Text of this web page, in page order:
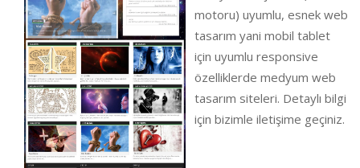
motoru) uyumlu, esnek web
tasarım yani mobil tablet
için uyumlu responsive
özelliklerde medyum web
tasarım siteleri. Detaylı bilgi
için bizimle iletişime geçiniz.